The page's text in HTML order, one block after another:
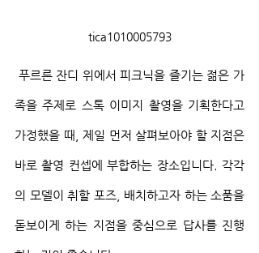
tica1010005793
족을 주제로 스톡 이미지 촬영을 기획한다고
가정했을 때, 제일 먼저 살펴보아야 할 지점은
바로 촬영 컨셉에 부합하는 장소입니다. 각각
의 모델이 취할 포즈, 배치하고자 하는 소품을
돋보이게 하는 지점을 중심으로 답사를 진행